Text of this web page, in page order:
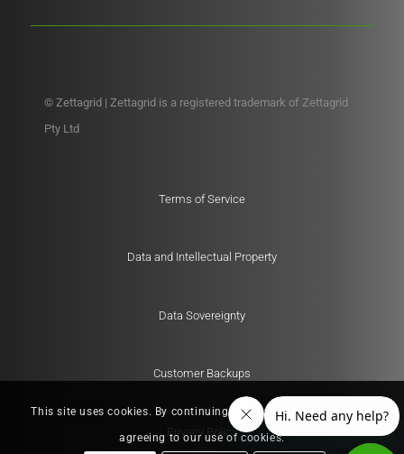
© Zettagrid | Zettagrid is a registered trademark of Zettagrid
Pty Ltd
Terms of Service
Data and Intellectual Property
Data Sovereignty
Customer Backups
Privacy Policy
This site uses cookies. By continuing to browse the site, you are
agreeing to our use of cookies.